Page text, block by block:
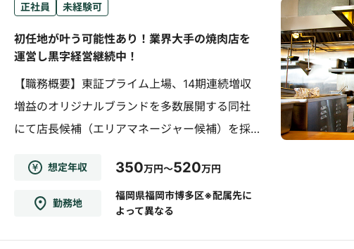
正社員 未経験可
初任地が叶う可能性あり！業界大手の焼肉店を
運営し黒字経営継続中！
【職務概要】東証プライム上場、14期連続増収
増益のオリジナルブランドを多数展開する同社
にて店長候補（エリアマネージャー候補）を採
日以上、残業少なめ（残業代支給）・レインボ
ー休暇あり（7連休制度※取得率100％）・大晦
日、元旦が完全休み・スキル、キャリアアップ
のチャンスが多い・個人に裁量権が与えられ
想定年収 350万円～520万円
勤務地
福岡県福岡市博多区※配属先に
よって異なる